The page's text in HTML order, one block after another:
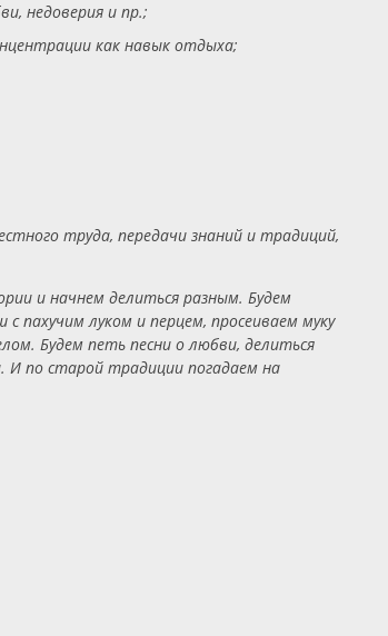
недоверия и пр.;
как навык отдыха;
труда, передачи знаний и традиций,
и начнем делиться разным. Будем
пахучим луком и перцем, просеиваем муку
Будем петь песни о любви, делиться
по старой традиции погадаем на